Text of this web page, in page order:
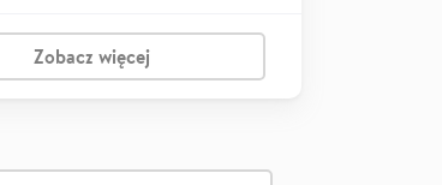
Zobacz więcej